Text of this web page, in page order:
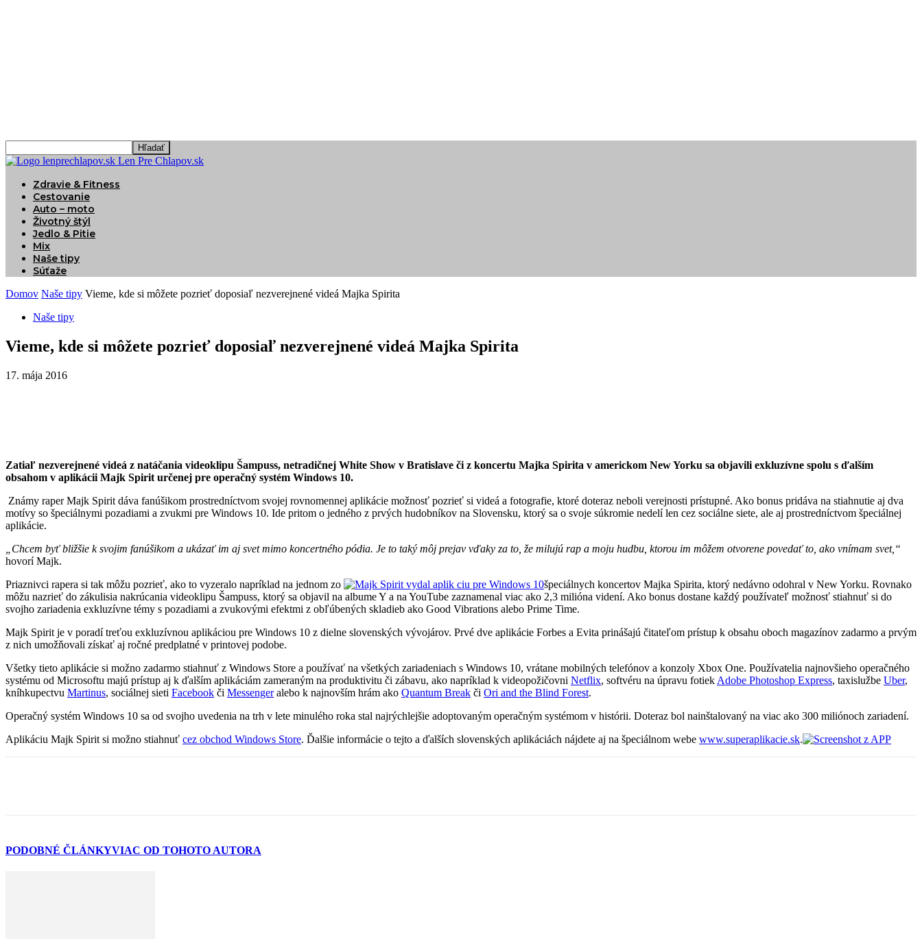
Len Pre Chlapov.sk
Zdravie & Fitness
Cestovanie
Auto – moto
Životný štýl
Jedlo & Pitie
Mix
Naše tipy
Súťaže
Domov Naše tipy Vieme, kde si môžete pozrieť doposiaľ nezverejnené videá Majka Spirita
Naše tipy
Vieme, kde si môžete pozrieť doposiaľ nezverejnené videá Majka Spirita
17. mája 2016
Zatiaľ nezverejnené videá z natáčania videoklipu Šampuss, netradičnej White Show v Bratislave či z koncertu Majka Spirita v americkom New Yorku sa objavili exkluzívne spolu s ďalším
obsahom v aplikácii Majk Spirit určenej pre operačný systém Windows 10.
Známy raper Majk Spirit dáva fanúšikom prostredníctvom svojej rovnomennej aplikácie možnosť pozrieť si videá a fotografie, ktoré doteraz neboli verejnosti prístupné. Ako bonus pridáva na stiahnutie aj dva
motívy so špeciálnymi pozadiami a zvukmi pre Windows 10. Ide pritom o jedného z prvých hudobníkov na Slovensku, ktorý sa o svoje súkromie nedelí len cez sociálne siete, ale aj prostredníctvom špeciálnej
aplikácie.
„Chcem byť bližšie k svojim fanúšikom a ukázať im aj svet mimo koncertného pódia. Je to taký môj prejav vďaky za to, že milujú rap a moju hudbu, ktorou im môžem otvorene povedať to, ako vnímam svet,“
hovorí Majk.
Priaznivci rapera si tak môžu pozrieť, ako to vyzeralo napríklad na jednom zo
špeciálnych koncertov Majka Spirita, ktorý nedávno odohral v New Yorku. Rovnako
môžu nazrieť do zákulisia nakrúcania videoklipu Šampuss, ktorý sa objavil na albume Y a na YouTube zaznamenal viac ako 2,3 milióna videní. Ako bonus dostane každý používateľ možnosť stiahnuť si do
svojho zariadenia exkluzívne témy s pozadiami a zvukovými efektmi z obľúbených skladieb ako Good Vibrations alebo Prime Time.
Majk Spirit je v poradí treťou exkluzívnou aplikáciou pre Windows 10 z dielne slovenských vývojárov. Prvé dve aplikácie Forbes a Evita prinášajú čitateľom prístup k obsahu oboch magazínov zadarmo a prvým
z nich umožňovali získať aj ročné predplatné v printovej podobe.
Všetky tieto aplikácie si možno zadarmo stiahnuť z Windows Store a používať na všetkých zariadeniach s Windows 10, vrátane mobilných telefónov a konzoly Xbox One. Používatelia najnovšieho operačného
systému od Microsoftu majú prístup aj k ďalším aplikáciám zameraným na produktivitu či zábavu, ako napríklad k videopožičovni Netflix, softvéru na úpravu fotiek Adobe Photoshop Express, taxislužbe Uber,
kníhkupectvu Martinus, sociálnej sieti Facebook či Messengeralebo k najnovším hrám ako Quantum Break či Ori and the Blind Forest.
Operačný systém Windows 10 sa od svojho uvedenia na trh v lete minulého roka stal najrýchlejšie adoptovaným operačným systémom v histórii. Doteraz bol nainštalovaný na viac ako 300 miliónoch zariadení.
Aplikáciu Majk Spirit si možno stiahnuť cez obchod Windows Store. Ďalšie informácie o tejto a ďalších slovenských aplikáciách nájdete aj na špeciálnom webe www.superaplikacie.sk.
PODOBNÉ ČLÁNKYVIAC OD TOHOTO AUTORA